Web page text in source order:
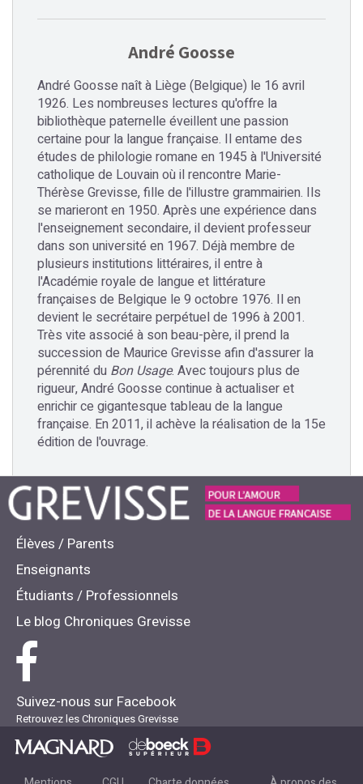
André Goosse
André Goosse naît à Liège (Belgique) le 16 avril
1926. Les nombreuses lectures qu'offre la
bibliothèque paternelle éveillent une passion
certaine pour la langue française. Il entame des
études de philologie romane en 1945 à l'Université
catholique de Louvain où il rencontre Marie-
Thérèse Grevisse, fille de l'illustre grammairien. Ils
se marieront en 1950. Après une expérience dans
l'enseignement secondaire, il devient professeur
dans son université en 1967. Déjà membre de
plusieurs institutions littéraires, il entre à
l'Académie royale de langue et littérature
françaises de Belgique le 9 octobre 1976. Il en
devient le secrétaire perpétuel de 1996 à 2001.
Très vite associé à son beau-père, il prend la
succession de Maurice Grevisse afin d'assurer la
pérennité du Bon Usage. Avec toujours plus de
rigueur, André Goosse continue à actualiser et
enrichir ce gigantesque tableau de la langue
française. En 2011, il achève la réalisation de la 15e
édition de l'ouvrage.
Élèves / Parents
Enseignants
Étudiants / Professionnels
Le blog Chroniques Grevisse
Suivez-nous sur Facebook
Retrouvez les Chroniques Grevisse